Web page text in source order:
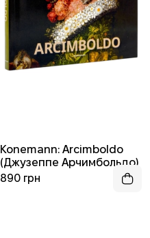
Konemann: Arcimboldo
(Джузеппе Арчимбольдо)
890 грн